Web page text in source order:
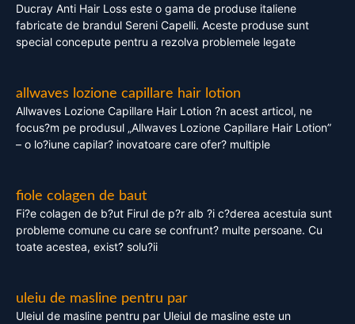
Ducray Anti Hair Loss este o gama de produse italiene
fabricate de brandul Sereni Capelli. Aceste produse sunt
special concepute pentru a rezolva problemele legate
allwaves lozione capillare hair lotion
Allwaves Lozione Capillare Hair Lotion ?n acest articol, ne
focus?m pe produsul „Allwaves Lozione Capillare Hair Lotion”
– o lo?iune capilar? inovatoare care ofer? multiple
fiole colagen de baut
Fi?e colagen de b?ut Firul de p?r alb ?i c?derea acestuia sunt
probleme comune cu care se confrunt? multe persoane. Cu
toate acestea, exist? solu?ii
uleiu de masline pentru par
Uleiul de masline pentru par Uleiul de masline este un